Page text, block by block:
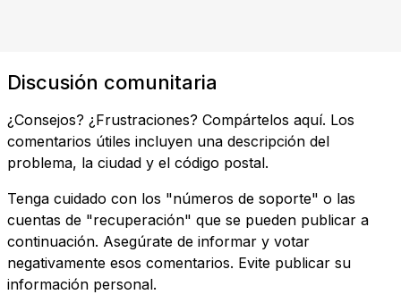
Discusión comunitaria
¿Consejos? ¿Frustraciones? Compártelos aquí. Los
comentarios útiles incluyen una descripción del
problema, la ciudad y el código postal.
Tenga cuidado con los "números de soporte" o las
cuentas de "recuperación" que se pueden publicar a
continuación. Asegúrate de informar y votar
negativamente esos comentarios. Evite publicar su
información personal.